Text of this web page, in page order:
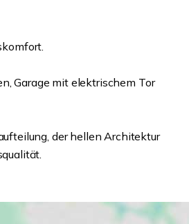
Garage mit elektrischem Tor
der hellen Architektur